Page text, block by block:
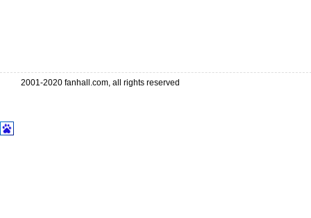
2001-2020 fanhall.com, all rights reserved